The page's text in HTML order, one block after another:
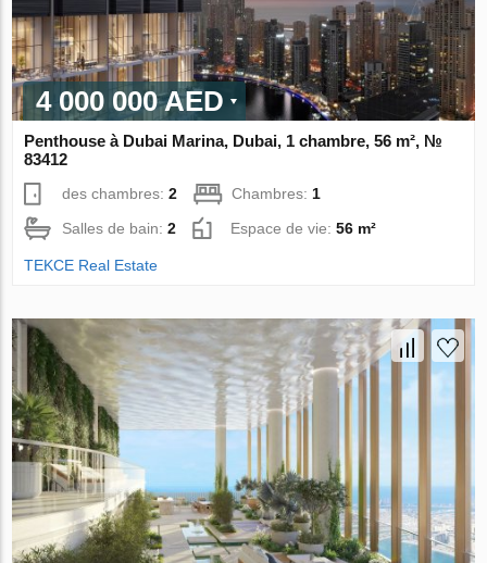
4 000 000 AED
Penthouse à Dubai Marina, Dubai, 1 chambre, 56 m², №
83412
des chambres:2 Chambres:1
Salles de bain:2 Espace de vie:56 m²
TEKCE Real Estate